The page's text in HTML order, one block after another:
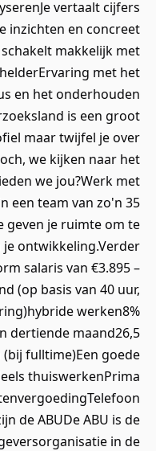
vertaalt cijfers
inzichten en concreet
makkelijk met
met het
en het onderhouden
is een groot
maar twijfel je over
we kijken naar het
we jou?Werk met
een team van zo'n 35
geven je ruimte om te
ontwikkeling.Verder
salaris van €3.895 –
(op basis van 40 uur,
werken8%
dertiende maand26,5
fulltime)Een goede
thuiswerkenPrima
de ABUDe ABU is de
in de